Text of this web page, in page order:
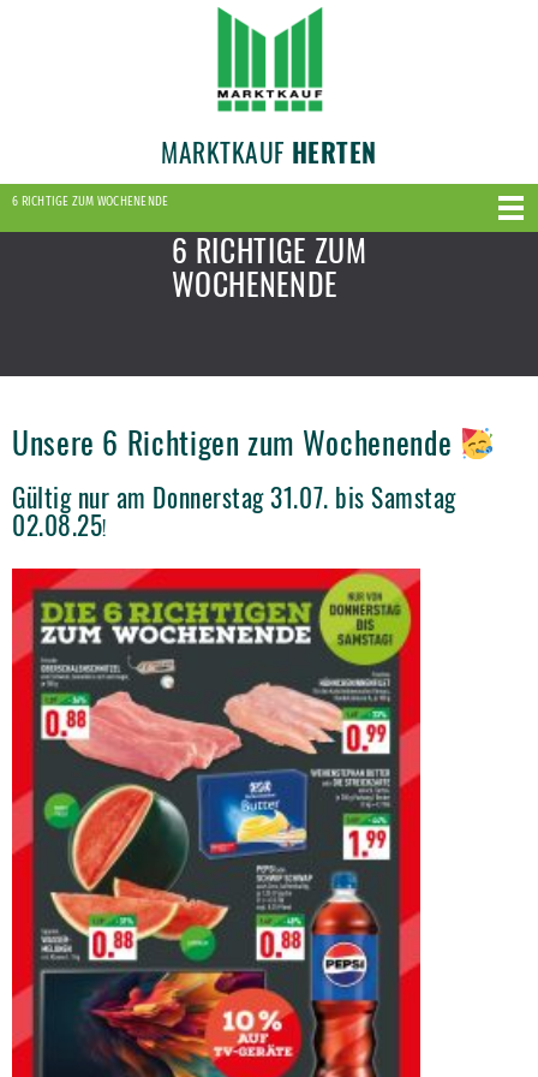
MARKTKAUF HERTEN
6 RICHTIGE ZUM WOCHENENDE
6 RICHTIGE ZUM
WOCHENENDE
Unsere 6 Richtigen zum Wochenende
Gültig nur am Donnerstag 31.07. bis Samstag
02.08.25!